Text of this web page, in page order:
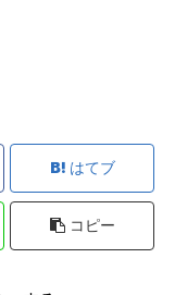
はてブ
コピー